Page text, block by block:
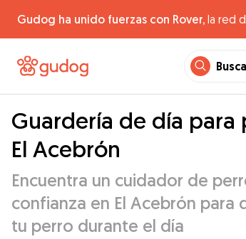
Gudog ha unido fuerzas con Rover, la red
Guardería de día para
El Acebrón
Encuentra un cuidador de
confianza en El Acebrón para
tu perro durante el día